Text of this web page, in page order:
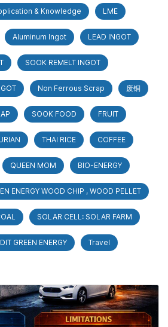
& Knowledge LME
Aluminum Ingot LEAD INGOT
SOOK REMELT INGOT
Non Ferrous Scrap 废铜
SOOK FOOD FRUIT
THAI RICE COFFEE
QUEEN MOM BIO-ENERGY
ENERGY WOOD CHIP , WOOD PELLET
SOLAR CELL: SOLAR FARM
GREEN ENERGY Travel